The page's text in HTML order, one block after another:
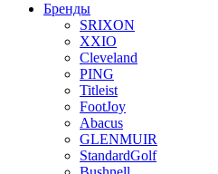
Бренды
SRIXON
XXIO
Cleveland
PING
Titleist
FootJoy
Abacus
GLENMUIR
StandardGolf